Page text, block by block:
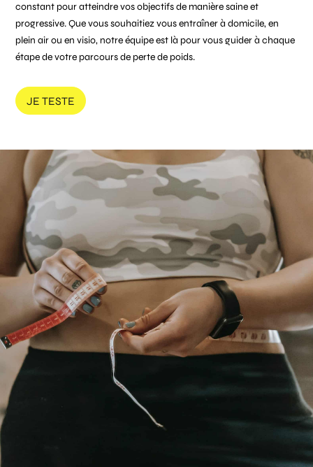
constant pour atteindre vos objectifs de manière saine et
progressive. Que vous souhaitiez vous entraîner à domicile, en
plein air ou en visio, notre équipe est là pour vous guider à chaque
étape de votre parcours de perte de poids.
JE TESTE